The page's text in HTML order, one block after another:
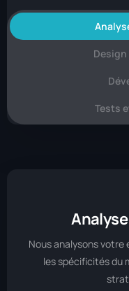
Tests
Nous analysons
les spécificités du